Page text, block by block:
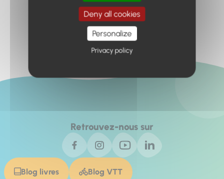
Retour à l'accueil
Retrouvez-nous sur
Blog livres Blog VTT
Deny all cookies
Personalize
Privacy policy